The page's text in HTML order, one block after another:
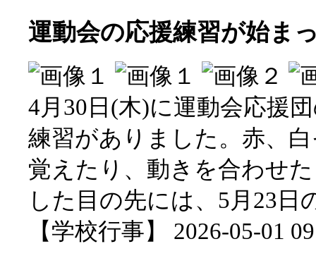
運動会の応援練習が始ま
4月30日(木)に運動会応援
練習がありました。赤、
覚えたり、動きを合わせ
した目の先には、5月23日
【学校行事】 2026-05-01